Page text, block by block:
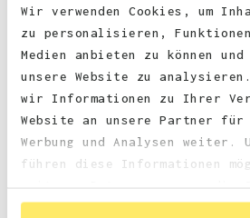
Wir verwenden Cookies, um
zu personalisieren,
Medien anbieten zu können
unsere Website zu analysieren.
wir Informationen zu Ihrer
Website an unsere Partner für
Werbung und Analysen weiter.
führen diese Informationen
bereitgestellt haben oder die
Stoffgewicht : 330 g/m²
Zertifizierungen:
faire Arbeitsbedingungen